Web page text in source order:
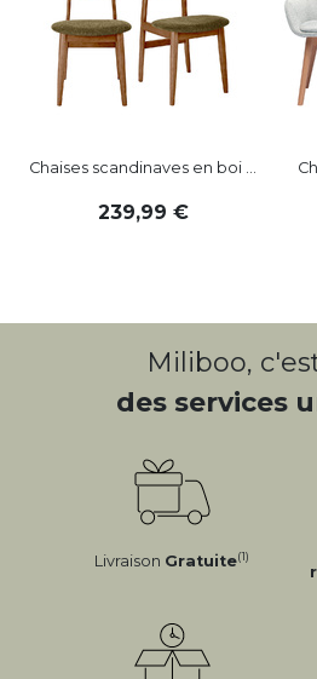
Chaises scandinaves en boi ...
239,99
Miliboo,
des services
Livraison Gratuite(1)